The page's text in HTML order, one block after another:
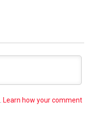
Learn how your comment